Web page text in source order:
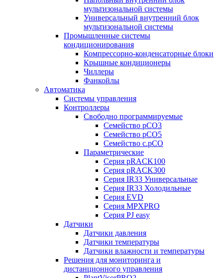
мультизональной системы
Универсальный внутренний блок
мультизональной системы
Промышленные системы
кондиционирования
Компрессорно-конденсаторные блоки
Крышные кондиционеры
Чиллеры
Фанкойлы
Автоматика
Системы управления
Контроллеры
Свободно программируемые
Семейство pCO3
Семейство pCO5
Семейство c.pCO
Параметрические
Серия pRACK100
Серия pRACK300
Серия IR33 Универсальные
Серия IR33 Холодильные
Серия EVD
Серия MPXPRO
Серия PJ easy
Датчики
Датчики давления
Датчики температуры
Датчики влажности и температуры
Решения для мониторинга и
дистанционного управления